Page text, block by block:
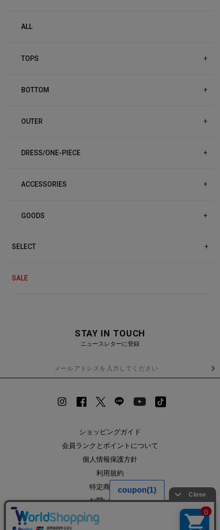
ALL
TOPS +
BOTTOM +
OUTER +
DRESS/ONE-PIECE +
ACCESSORIES +
GOODS +
SELECT +
SALE
STAY IN TOUCH
ニュースレターに登録
ショッピングガイド
会員ランクとポイントについて
個人情報保護方針
利用規約
特定商取引法
お問い合わせ
企業情報